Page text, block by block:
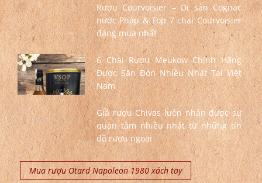
Rượu Courvoisier – Di sản Cognac
nước Pháp & Top 7 chai Courvoisier
đáng mua nhất
6 Chai Rượu Meukow Chính Hãng
Được Săn Đón Nhiều Nhất Tại Việt
Nam
Giá rượu Chivas luôn nhận được sự
quan tâm nhiều nhất từ những tín
đồ rượu ngoại
Mua rượu Otard Napoleon 1980 xách tay